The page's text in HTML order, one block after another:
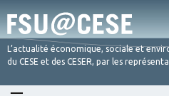
L’actualité économique, sociale et
du CESE et des CESER, par les
Skip